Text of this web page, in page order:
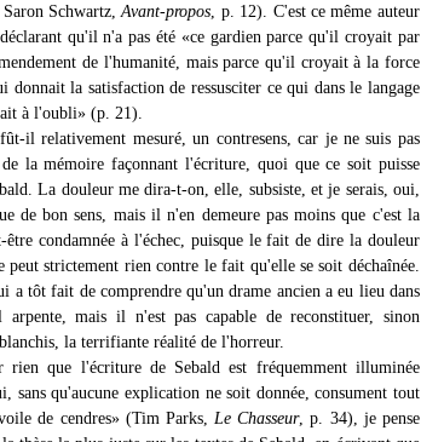
Schwartz,Avant-propos , p. 12). C'est ce même auteur
qu'il n'a pas été «ce gardien parce qu'il croyait par
de l'humanité, mais parce qu'il croyait à la force
la satisfaction de ressusciter ce qui dans le langage
à l'oubli» (p. 21).
il relativement mesuré, un contresens, car je ne suis pas
la mémoire façonnant l'écriture, quoi que ce soit puisse
La douleur me dira-t-on, elle, subsiste, et je serais, oui,
de bon sens, mais il n'en demeure pas moins que c'est la
condamnée à l'échec, puisque le fait de dire la douleur
strictement rien contre le fait qu'elle se soit déchaînée.
a tôt fait de comprendre qu'un drame ancien a eu lieu dans
arpente, mais il n'est pas capable de reconstituer, sinon
la terrifiante réalité de l'horreur.
que l'écriture de Sebald est fréquemment illuminée
sans qu'aucune explication ne soit donnée, consument tout
de cendres» (Tim Parks, Le Chasseur, p. 34), je pense